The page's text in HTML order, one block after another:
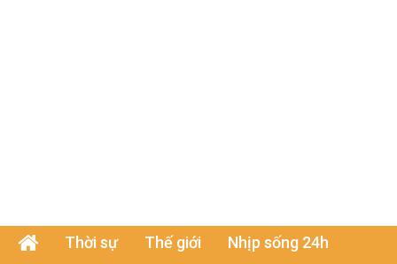
Thời sự Thế giới Nhịp sống 24h